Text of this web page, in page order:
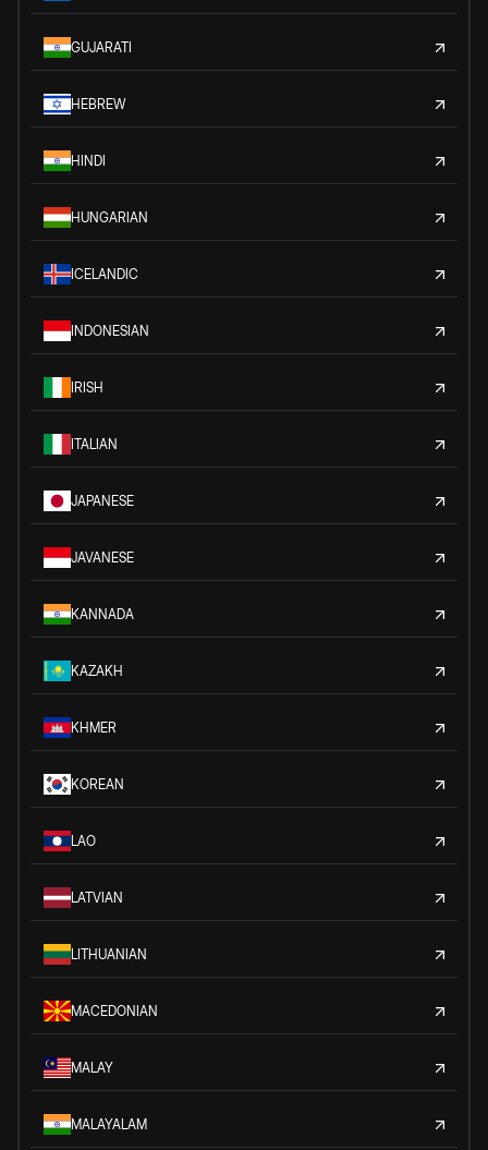
GUJARATI
HEBREW
HINDI
HUNGARIAN
ICELANDIC
INDONESIAN
IRISH
ITALIAN
JAPANESE
JAVANESE
KANNADA
KAZAKH
KHMER
KOREAN
LAO
LATVIAN
LITHUANIAN
MACEDONIAN
MALAY
MALAYALAM